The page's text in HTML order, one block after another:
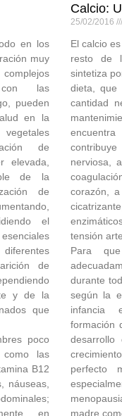
en los
muy
las
pueden
en la
de
elevada,
de la
de
el
diferentes
de
y de la
que
poco
como las
B12
náuseas,
en
Calcio:
25/02/2016
El calcio
resto de
sintetiza
dieta, que
cantidad
nerviosa,
corazón,
tensión
Para
durante
según la
infancia
formación
perfecto
madre